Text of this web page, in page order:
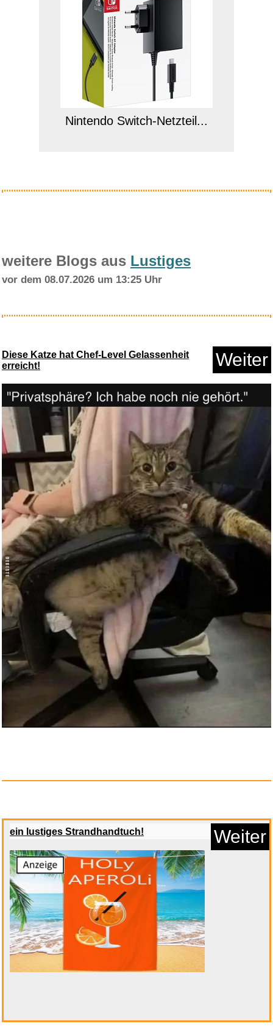
Nintendo Switch-Netzteil...
Amazon eGift Card - Bright Bal...
Romeo is bleeding...
weitere Blogs aus Lustiges
vor dem 08.07.2026 um 13:25 Uhr
Diese Katze hat Chef-Level Gelassenheit
erreicht!
Weiter
ein lustiges Strandhandtuch! Weiter